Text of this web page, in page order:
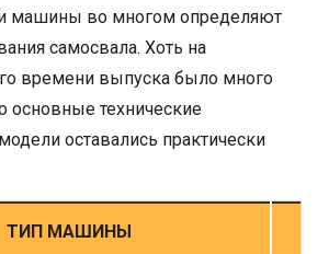
машины во многом определяют
самосвала. Хоть на
времени выпуска было много
основные технические
оставались практически
ТИП МАШИНЫ